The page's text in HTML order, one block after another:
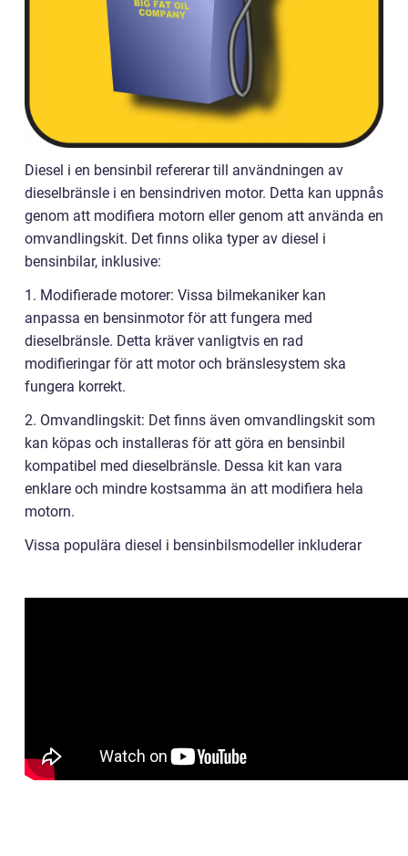
Diesel i en bensinbil refererar till användningen av
dieselbränsle i en bensindriven motor. Detta kan uppnås
genom att modifiera motorn eller genom att använda en
omvandlingskit. Det finns olika typer av diesel i
bensinbilar, inklusive:
1. Modifierade motorer: Vissa bilmekaniker kan
anpassa en bensinmotor för att fungera med
dieselbränsle. Detta kräver vanligtvis en rad
modifieringar för att motor och bränslesystem ska
fungera korrekt.
2. Omvandlingskit: Det finns även omvandlingskit som
kan köpas och installeras för att göra en bensinbil
kompatibel med dieselbränsle. Dessa kit kan vara
enklare och mindre kostsamma än att modifiera hela
motorn.
Vissa populära diesel i bensinbilsmodeller inkluderar